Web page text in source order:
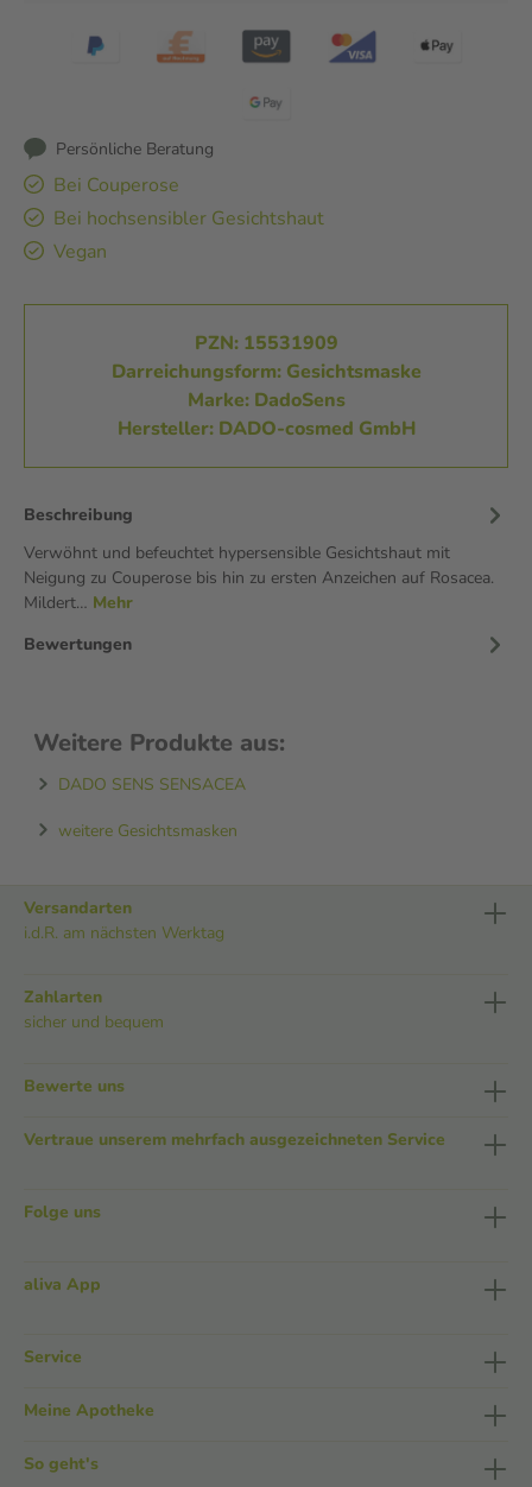
Persönliche Beratung
Bei Couperose
Bei hochsensibler Gesichtshaut
Vegan
PZN: 15531909
Darreichungsform: Gesichtsmaske
Marke: DadoSens
Hersteller: DADO-cosmed GmbH
Beschreibung
Verwöhnt und befeuchtet hypersensible Gesichtshaut mit
Neigung zu Couperose bis hin zu ersten Anzeichen auf Rosacea.
Mildert… Mehr
Bewertungen
Weitere Produkte aus:
DADO SENS SENSACEA
weitere Gesichtsmasken
Versandarten
i.d.R. am nächsten Werktag
Zahlarten
sicher und bequem
Bewerte uns
Vertraue unserem mehrfach ausgezeichneten Service
Folge uns
aliva App
Service
Meine Apotheke
So geht's